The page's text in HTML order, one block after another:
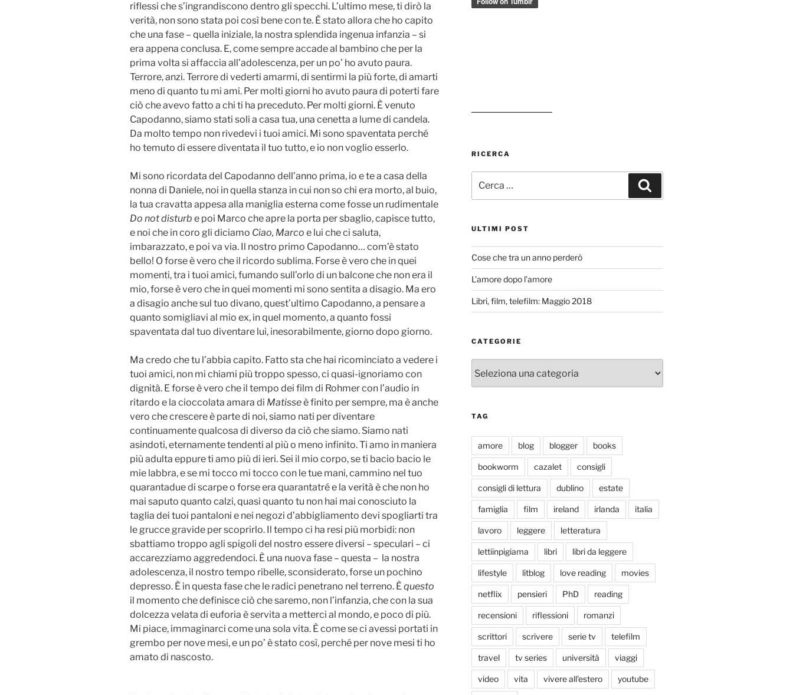
riflessi che s’ingrandiscono dentro gli specchi. L’ultimo mese, ti dirò la
verità, non sono stata poi così bene con te. È stato allora che ho capito
che una fase – quella iniziale, la nostra splendida ingenua infanzia – si
era appena conclusa. E, come sempre accade al bambino che per la
prima volta si affaccia all’adolescenza, per un po’ ho avuto paura.
Terrore, anzi. Terrore di vederti amarmi, di sentirmi la più forte, di amarti
meno di quanto tu mi ami. Per molti giorni ho avuto paura di poterti fare
ciò che avevo fatto a chi ti ha preceduto. Per molti giorni. È venuto
Capodanno, siamo stati soli a casa tua, una cenetta a lume di candela.
Da molto tempo non rivedevi i tuoi amici. Mi sono spaventata perché
ho temuto di essere diventata il tuo tutto, e io non voglio esserlo.
Mi sono ricordata del Capodanno dell’anno prima, io e te a casa della
nonna di Daniele, noi in quella stanza in cui non so chi era morto, al buio,
la tua cravatta appesa alla maniglia esterna come fosse un rudimentale
Do not disturb e poi Marco che apre la porta per sbaglio, capisce tutto,
e noi che in coro gli diciamo Ciao, Marco e lui che ci saluta,
imbarazzato, e poi va via. Il nostro primo Capodanno… com’è stato
bello! O forse è vero che il ricordo sublima. Forse è vero che in quei
momenti, tra i tuoi amici, fumando sull’orlo di un balcone che non era il
mio, forse è vero che in quei momenti mi sono sentita a disagio. Ma ero
a disagio anche sul tuo divano, quest’ultimo Capodanno, a pensare a
quanto somigliavi al mio ex, in quel momento, a quanto fossi
spaventata dal tuo diventare lui, inesorabilmente, giorno dopo giorno.
Ma credo che tu l’abbia capito. Fatto sta che hai ricominciato a vedere i
tuoi amici, non mi chiami più troppo spesso, ci quasi-ignoriamo con
dignità. E forse è vero che il tempo dei film di Rohmer con l’audio in
ritardo e la cioccolata amara di Matisseè finito per sempre, ma è anche
vero che crescere è parte di noi, siamo nati per diventare
continuamente qualcosa di diverso da ciò che siamo. Siamo nati
asindoti, eternamente tendenti al più o meno infinito. Ti amo in maniera
più adulta eppure ti amo più di ieri. Sei il mio corpo, se ti bacio bacio le
mie labbra, e se mi tocco mi tocco con le tue mani, cammino nel tuo
quarantadue di scarpe o forse era quarantatré e la verità è che non ho
mai saputo quanto calzi, quasi quanto tu non hai mai conosciuto la
taglia dei tuoi pantaloni e nei negozi d’abbigliamento devi spogliarti tra
le grucce gravide per scoprirlo. Il tempo ci ha resi più morbidi: non
sbattiamo troppo agli spigoli del nostro essere diversi – speculari – ci
accarezziamo aggredendoci. È una nuova fase – questa – la nostra
adolescenza, il nostro tempo ribelle, sconsiderato, forse un pochino
depresso. È in questa fase che le radici penetrano nel terreno. Èquesto
il momento che definisce ciò che saremo, non l’infanzia, che con la sua
dolcezza velata di euforia è servita a metterci al mondo, e poco di più.
Mi piace, immaginarci come una sola vita. È come se ci avessi portati in
grembo per nove mesi, e un po’ è stato così, perché per nove mesi ti ho
amato di nascosto.
RICERCA
ULTIMI POST
Cose che tra un anno perderò
L’amore dopo l’amore
Libri, film, telefilm: Maggio 2018
CATEGORIE
TAG
amore blog blogger books
bookworm cazalet consigli
consigli di lettura dublino estate
famiglia film ireland irlanda italia
lavoro leggere letteratura
lettiinpigiama libri libri da leggere
lifestyle litblog love reading movies
netflix pensieri PhD reading
recensioni riflessioni romanzi
scrittori scrivere serie tv telefilm
travel tv series università viaggi
video vita vivere all'estero youtube